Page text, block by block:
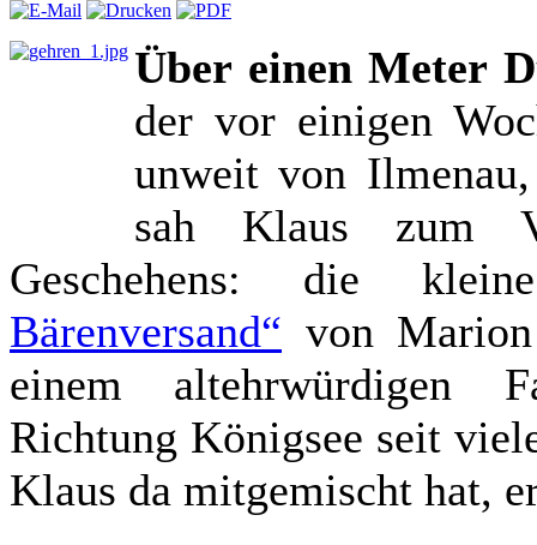
Über einen Meter
der vor einigen
unweit von
sah Klaus zum
Geschehens: die
Bärenversand“ von
einem altehrwürdigen
Richtung Königsee seit
Klaus da mitgemischt hat,